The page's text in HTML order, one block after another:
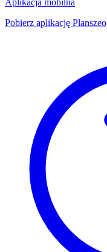
Aplikacja mobilna
Pobierz aplikację Planszeo